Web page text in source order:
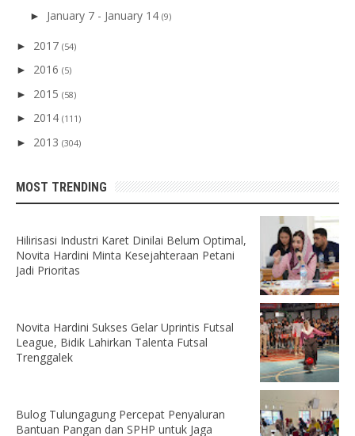
► January 7 - January 14 (9)
► 2017 (54)
► 2016 (5)
► 2015 (58)
► 2014 (111)
► 2013 (304)
MOST TRENDING
Hilirisasi Industri Karet Dinilai Belum Optimal,
Novita Hardini Minta Kesejahteraan Petani
Jadi Prioritas
Novita Hardini Sukses Gelar Uprintis Futsal
League, Bidik Lahirkan Talenta Futsal
Trenggalek
Bulog Tulungagung Percepat Penyaluran
Bantuan Pangan dan SPHP untuk Jaga